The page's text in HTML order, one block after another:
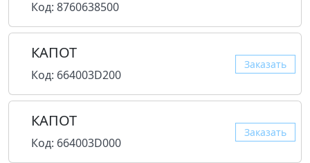
Код: 8760638500
КАПОТ
Код: 664003D200
Заказать
КАПОТ
Код: 664003D000
Заказать